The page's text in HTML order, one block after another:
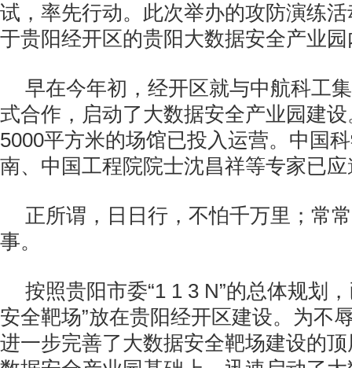
试，率先行动。此次举办的攻防演练
于贵阳经开区的贵阳大数据安全产业
早在今年初，经开区就与中航科工
式合作，启动了大数据安全产业园建
5000平方米的场馆已投入运营。中国
南、中国工程院院士沈昌祥等专家已
正所谓，日日行，不怕千万里；常
事。
按照贵阳市委“1 1 3 N”的总体规划
安全靶场”放在贵阳经开区建设。为不
进一步完善了大数据安全靶场建设的